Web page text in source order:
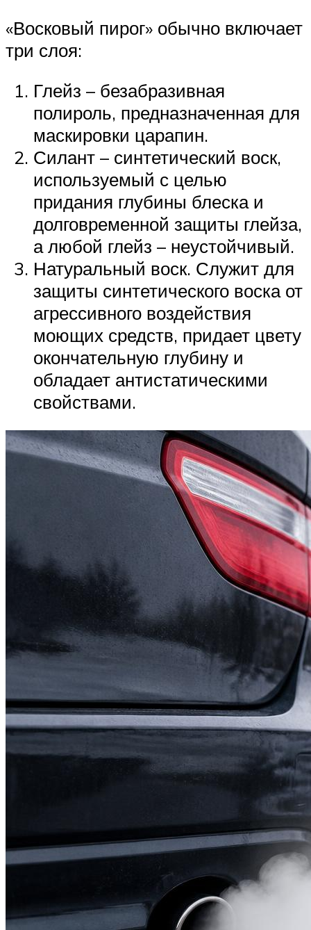
«Восковый пирог» обычно включает
три слоя:
Глейз – безабразивная
полироль, предназначенная для
маскировки царапин.
Силант – синтетический воск,
используемый с целью
придания глубины блеска и
долговременной защиты глейза,
а любой глейз – неустойчивый.
Натуральный воск. Служит для
защиты синтетического воска от
агрессивного воздействия
моющих средств, придает цвету
окончательную глубину и
обладает антистатическими
свойствами.